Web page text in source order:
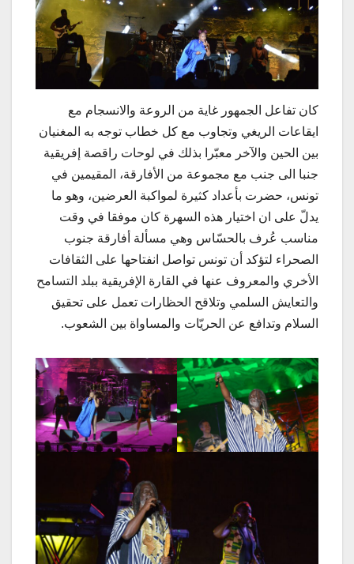
كان تفاعل الجمهور غاية من الروعة والانسجام مع
ايقاعات الريغي وتجاوب مع كل خطاب توجه به المغنيان
بين الحين والآخر معبّرا بذلك في لوحات راقصة إفريقية
جنبا الى جنب مع مجموعة من الأفارقة، المقيمين في
تونس، حضرت بأعداد كثيرة لمواكبة العرضين، وهو ما
يدلّ على ان اختيار هذه السهرة كان موفقا في وقت
مناسب عُرف بالحسّاس وهي مسألة أفارقة جنوب
الصحراء لتؤكد أن تونس تواصل انفتاحها على الثقافات
الأخري والمعروف عنها في القارة الإفريقية ببلد التسامح
والتعايش السلمي وتلاقح الحظارات تعمل على تحقيق
السلام وتدافع عن الحريّات والمساواة بين الشعوب.